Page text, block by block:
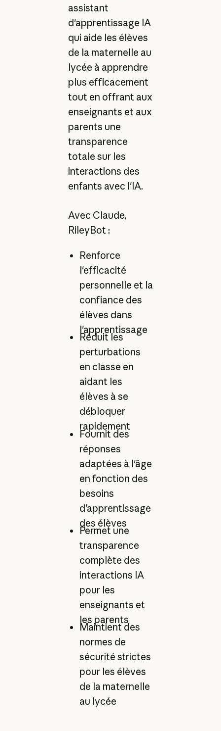
assistant
d'apprentissage IA
qui aide les élèves
de la maternelle au
lycée à apprendre
plus efficacement
tout en offrant aux
enseignants et aux
parents une
transparence
totale sur les
interactions des
enfants avec l'IA.
Avec Claude,
RileyBot :
Renforce
l'efficacité
personnelle et la
confiance des
élèves dans
l'apprentissage
Réduit les
perturbations
en classe en
aidant les
élèves à se
débloquer
rapidement
Fournit des
réponses
adaptées à l'âge
en fonction des
besoins
d'apprentissage
des élèves
Permet une
transparence
complète des
interactions IA
pour les
enseignants et
les parents
Maintient des
normes de
sécurité strictes
pour les élèves
de la maternelle
au lycée